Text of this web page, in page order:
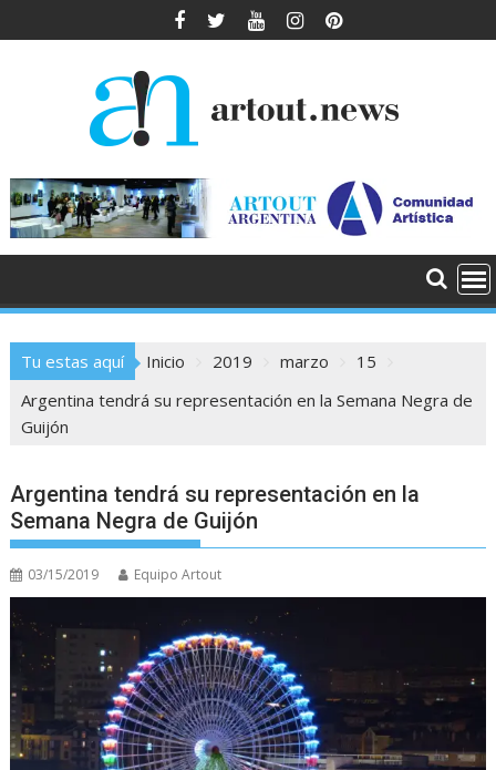
al
Tu estas aquí Inicio 2019 marzo
15
Argentina tendrá su representación en la Semana Negra de
Guijón
Argentina tendrá su representación en la
Semana Negra de Guijón
03/15/2019 Equipo Artout